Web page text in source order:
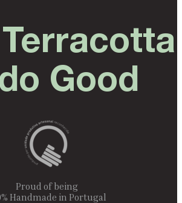
Terracotta
Good
Proud of being
Handmade in Portugal